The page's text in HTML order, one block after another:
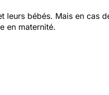
leurs bébés. Mais en cas
en maternité.